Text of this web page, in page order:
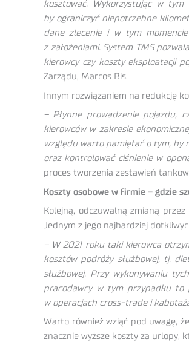
kosztować. Wykorzystując w
by ograniczyć niepotrzebne
dane zlecenie i w tym
z założeniami. System TMS
kierowcy czy koszty eksploatacji
Zarządu, Marcos Bis.
Innym rozwiązaniem na redukcję
– Płynne prowadzenie pojazdu,
kierowców w zakresie
względu warto pamiętać o tym, by
oraz kontrolować ciśnienie w
proces tworzenia zestawień
Koszty osobowe w firmie – gdzie
Kolejną, odczuwalną zmianą
Jednym z jego najbardziej
– W 2021 roku taki kierowca
kosztów podróży służbowej, tj.
służbowej. Przy wykonywaniu
pracodawcy w tym przypadku to
w operacjach cross-trade i
Warto również wziąć pod uwagę,
znacznie wyższe koszty za urlopy,